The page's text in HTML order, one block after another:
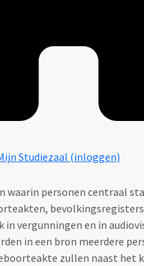
Studiezaal (inloggen)
waarin personen centraal
in vergunningen en in
in een bron meerdere
zullen naast het